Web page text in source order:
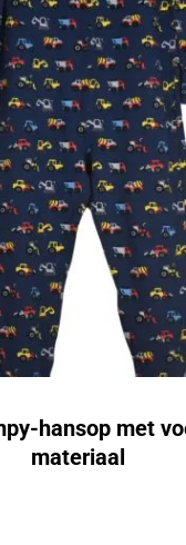
hansop met
materiaal